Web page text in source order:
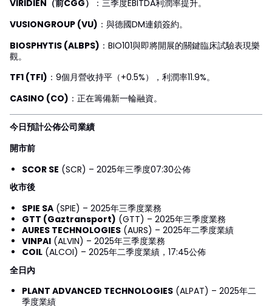
VIRIDIEN（前CGG）
：三季度EBITDA利潤率提升。
VUSIONGROUP (VU) ：與德國DM連鎖簽約。
BIOSPHYTIS (ALBPS) ：BIO101與即將開展的關鍵臨床試驗表現樂
觀。
TF1 (TFI) ：9個月營收持平（+0.5%），利潤率11.9%。
CASINO (CO) ：正在籌備新一輪融資。
今日預計公佈公司業績
開市前
SCOR SE (SCR) – 2025年三季度07:30公佈
收市後
SPIE SA (SPIE) – 2025年三季度業務
GTT (Gaztransport) (GTT) – 2025年三季度業務
AURES TECHNOLOGIES (AURS) – 2025年二季度業績
VINPAI (ALVIN) – 2025年三季度業務
COIL (ALCOI) – 2025年二季度業績，17:45公佈
全日內
PLANT ADVANCED TECHNOLOGIES (ALPAT) – 2025年二
季度業績